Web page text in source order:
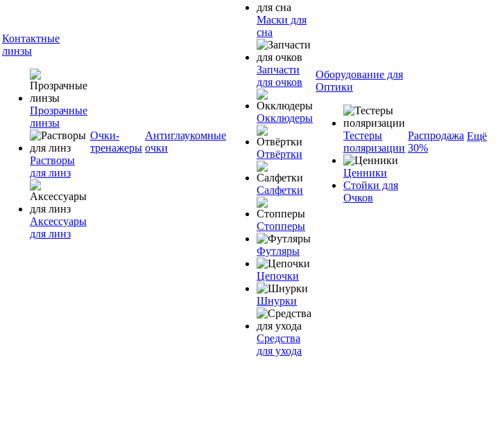
Контактные
линзы
Прозрачные
линзы
Растворы
для линз
Аксессуары
для линз
Очки-
тренажеры
Антиглаукомные
очки
Маски для
сна
Запчасти
для очков
Окклюдеры
Отвёртки
Салфетки
Стопперы
Футляры
Цепочки
Шнурки
Средства
для ухода
Оборудование для
Оптики
Тестеры
поляризации
Ценники
Стойки для
Очков
Распродажа
30%
Ещё